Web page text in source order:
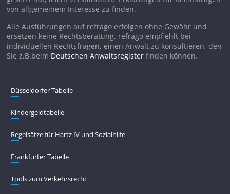
von allgemeinem Interesse zu finden.
Alle Ausführungen auf refrago erfolgen ohne Gewähr und
ersetzen keine Rechtsberatung. refrago empfiehlt bei
individuellen Rechtsfragen, einen Anwalt zu konsultieren, den
Sie z.B.beim Deutschen Anwaltsregister finden können.
Düsseldorfer Tabelle
Kindergeldtabelle
Regelsätze für Hartz IV und Sozialhilfe
Frankfurter Tabelle
Tools zum Verkehrsrecht